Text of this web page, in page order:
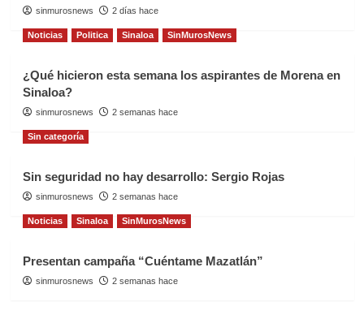
sinmurosnews 2 días hace
Noticias Politica Sinaloa SinMurosNews
¿Qué hicieron esta semana los aspirantes de Morena en
Sinaloa?
sinmurosnews 2 semanas hace
Sin categoría
Sin seguridad no hay desarrollo: Sergio Rojas
sinmurosnews 2 semanas hace
Noticias Sinaloa SinMurosNews
Presentan campaña “Cuéntame Mazatlán”
sinmurosnews 2 semanas hace